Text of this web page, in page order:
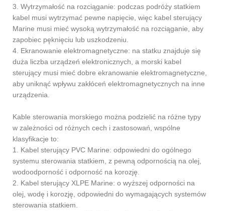
3. Wytrzymałość na rozciąganie: podczas podróży statkiem
kabel musi wytrzymać pewne napięcie, więc kabel sterujący
Marine musi mieć wysoką wytrzymałość na rozciąganie, aby
zapobiec pęknięciu lub uszkodzeniu.
4. Ekranowanie elektromagnetyczne: na statku znajduje się
duża liczba urządzeń elektronicznych, a morski kabel
sterujący musi mieć dobre ekranowanie elektromagnetyczne,
aby uniknąć wpływu zakłóceń elektromagnetycznych na inne
urządzenia.
Kable sterowania morskiego można podzielić na różne typy
w zależności od różnych cech i zastosowań, wspólne
klasyfikacje to:
1. Kabel sterujący PVC Marine: odpowiedni do ogólnego
systemu sterowania statkiem, z pewną odpornością na olej,
wodoodporność i odporność na korozję.
2. Kabel sterujący XLPE Marine: o wyższej odporności na
olej, wodę i korozję, odpowiedni do wymagających systemów
sterowania statkiem.